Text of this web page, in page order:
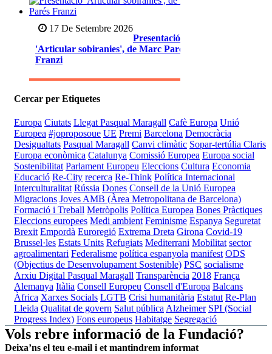
17 De Setembre 2026
Presentació
'Articular sobiranies', de Marc Parés
Franzi
Cercar per Etiquetes
Europa Ciutats Llegat Pasqual Maragall Cafè Europa Unió
Europea #joproposoue UE Premi Barcelona Democràcia
Desigualtats Pasqual Maragall Canvi climàtic Sopar-tertúlia Claris
Europa econòmica Catalunya Comissió Europea Europa social
Sostenibilitat Parlament Europeu Eleccions Cultura Economia
Educació Re-City recerca Re-Think Política Internacional
Interculturalitat Rússia Dones Consell de la Unió Europea
Migracions Joves AMB (Àrea Metropolitana de Barcelona)
Formació i Treball Metròpolis Política Europea Bones Pràctiques
Eleccions europees Medi ambient Feminisme Espanya Seguretat
Brexit Empordà Euroregió Extrema Dreta Girona Covid-19
Brussel·les Estats Units Refugiats Mediterrani Mobilitat sector
agroalimentari Federalisme política espanyola manifest ODS
(Objectius de Desenvolupament Sostenible) PSC socialisme
Arxiu Digital Pasqual Maragall Transparència 2018 França
Alemanya Itàlia Consell Europeu Consell d'Europa Balcans
Àfrica Xarxes Socials LGTB Crisi humanitària Estatut Re-Plan
Lleida Qualitat de govern Salut pública Alzheimer SPI (Social
Progress Index) Fons europeus Habitatge Segregació
Vols rebre informació de la Fundació?
Deixa’ns el teu e-mail i et mantindrem informat